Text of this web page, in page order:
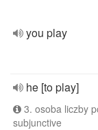
you play
he [to play]
3. osoba liczby
subjunctive